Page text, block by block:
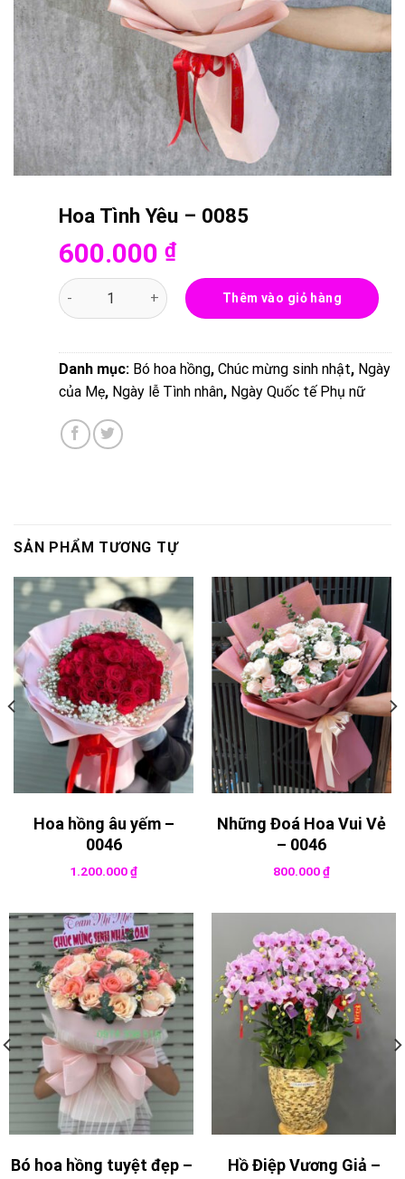
Hoa Tình Yêu – 0085
600.000 ₫
Hoa Tình Yêu - 0085 số lượng
Thêm vào giỏ hàng
Danh mục: Bó hoa hồng, Chúc mừng sinh nhật, Ngày
của Mẹ, Ngày lễ Tình nhân, Ngày Quốc tế Phụ nữ
SẢN PHẨM TƯƠNG TỰ
Hoa hồng âu yếm –
0046
1.200.000₫
Những Đoá Hoa Vui Vẻ
– 0046
800.000₫
Bó hoa hồng tuyệt đẹp –
Hồ Điệp Vương Giả –